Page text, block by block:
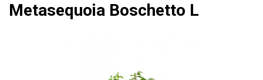
Metasequoia Boschetto L